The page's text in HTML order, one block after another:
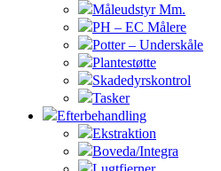
Måleudstyr Mm.
PH – EC Målere
Potter – Underskåle
Plantestøtte
Skadedyrskontrol
Tasker
Efterbehandling
Ekstraktion
Boveda/Integra